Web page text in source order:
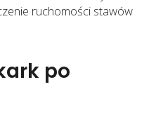
ruchomości stawów
po